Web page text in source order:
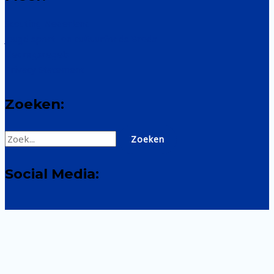
Zoeken:
Zoek
naar:
Social Media: